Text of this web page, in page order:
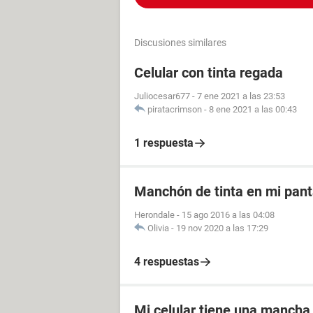
Discusiones similares
Celular con tinta regada
Juliocesar677 - 7 ene 2021 a las 23:53
piratacrimson - 8 ene 2021 a las 00:43
1 respuesta
Manchón de tinta en mi
Herondale - 15 ago 2016 a las 04:08
Olivia - 19 nov 2020 a las 17:29
4 respuestas